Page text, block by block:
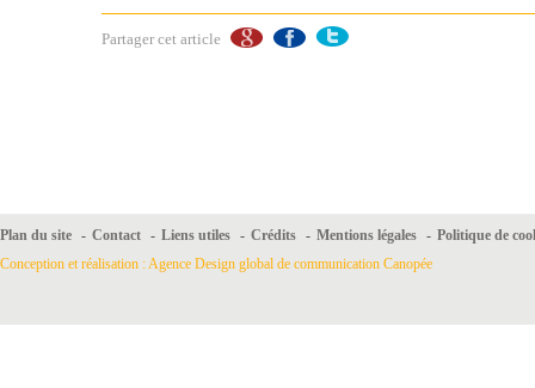
Partager cet article
Plan du site - Contact - Liens utiles - Crédits - Mentions légales - Politique de
Conception et réalisation : Agence Design global de communication Canopée